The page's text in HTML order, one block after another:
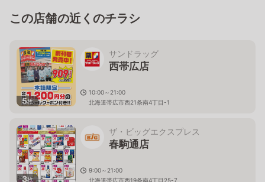
この店舗の近くのチラシ
5枚
サンドラッグ
西帯広店
10:00～21:00
北海道帯広市西21条南4丁目-1
3枚
ザ・ビッグエクスプレス
春駒通店
9:00～21:00
北海道帯広市西19条南4丁目25-7